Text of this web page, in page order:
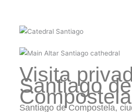
Visita
Santiago de
Compostela
Santiago de Compostela,